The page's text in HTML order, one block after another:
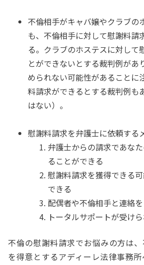
不倫相手がキャバ嬢やクラブの
も、不倫相手に対して慰謝料請
る。クラブのホステスに対して
とができないとする裁判例があ
められない可能性があることに
料請求ができるとする裁判例も
はない）。
慰謝料請求を弁護士に依頼する
弁護士からの請求であな
ることができる
慰謝料請求を獲得できる
できる
配偶者や不倫相手と連絡
トータルサポートが受け
不倫の慰謝料請求でお悩みの方は
を得意とするアディーレ法律事務